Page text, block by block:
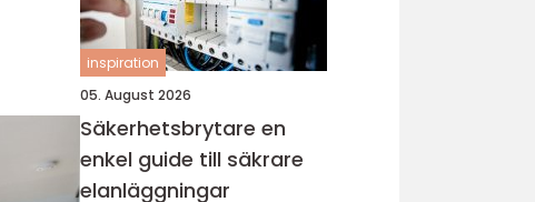
inspiration
05. August 2026
Säkerhetsbrytare en
enkel guide till säkrare
elanläggningar